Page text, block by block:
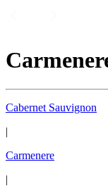
Cabernet Sauvignon
|
Carmenere
|